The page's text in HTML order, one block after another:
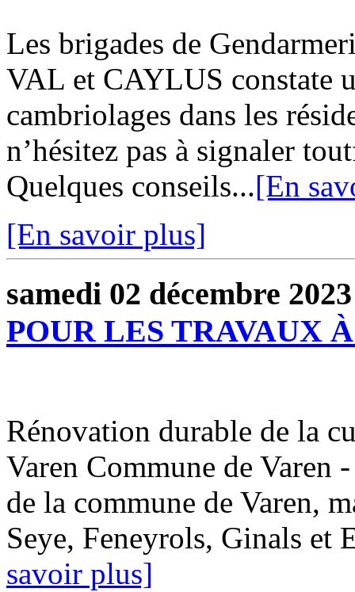
Les brigades de
VAL et CAYLUS constate
cambriolages dans les
n’hésitez pas à signaler
Quelques conseils...[En
[En savoir plus]
samedi 02 décembre 2023
POUR LES TRAVAUX
Rénovation durable de la
Varen Commune de Varen
de la commune de Varen,
Seye, Feneyrols, Ginals et
savoir plus]